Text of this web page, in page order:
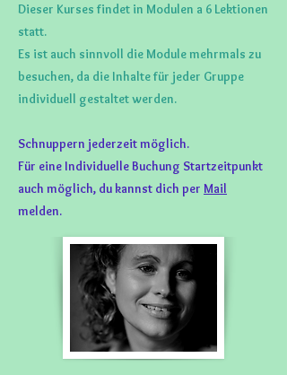
Dieser Kurses findet in Modulen a 6 Lektionen
statt.
Es ist auch sinnvoll die Module mehrmals zu
besuchen, da die Inhalte für jeder Gruppe
individuell gestaltet werden.
Schnuppern jederzeit möglich.
Für eine Individuelle Buchung Startzeitpunkt
auch möglich, du kannst dich per Mail
melden.